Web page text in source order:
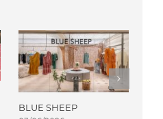
BLUE SHEEP